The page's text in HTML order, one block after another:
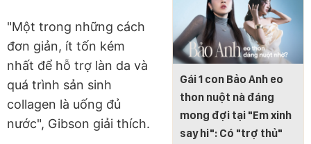
Gái 1 con Bảo Anh eo
thon nuột nà đáng
mong đợi tại "Em xinh
say hi": Có "trợ thủ"
"Một trong những cách
đơn giản, ít tốn kém
nhất để hỗ trợ làn da và
quá trình sản sinh
collagen là uống đủ
nước", Gibson giải thích.